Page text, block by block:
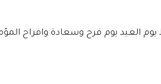
العيد يوم فرح وسعادة وافراح